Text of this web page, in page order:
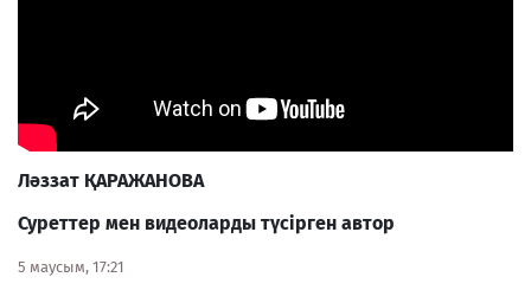
Ләззат ҚАРАЖАНОВА
Суреттер мен видеоларды түсірген автор
5 маусым, 17:21